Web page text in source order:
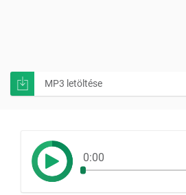
MP3 letöltése
0:00